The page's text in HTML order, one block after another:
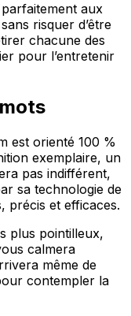
aux
risquer d’être
chacune des
pour l’entretenir
est orienté 100 %
exemplaire, un
pas indifférent,
sa technologie de
précis et efficaces.
plus pointilleux,
calmera
même de
contempler la